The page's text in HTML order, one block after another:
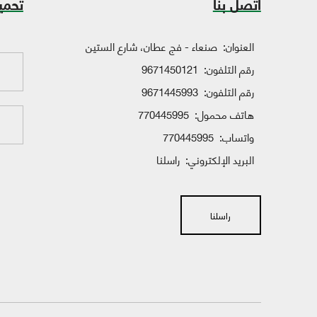
اتصل بنا
العنوان: صنعاء - فج عطان، شارع الستين
رقم التلفون: 9671450121
رقم التلفون: 9671445993
هاتف محمول: 770445995
واتساب: 770445995
البريد الإلكتروني: راسلنا
راسلنا